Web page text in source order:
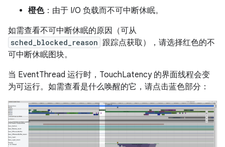
橙色：由于 I/O 负载而不可中断休眠。
如需查看不可中断休眠的原因（可从
sched_blocked_reason 跟踪点获取），请选择红色的不
可中断休眠图块。
当 EventThread 运行时，TouchLatency 的界面线程会变
为可运行。如需查看是什么唤醒的它，请点击蓝色部分：